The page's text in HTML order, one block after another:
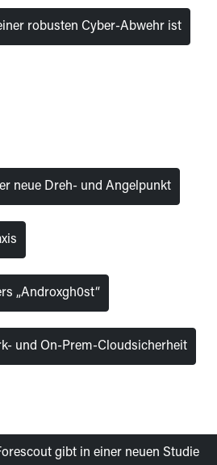
robusten Cyber-Abwehr ist
neue Dreh- und Angelpunkt
„Androxgh0st“
und On-Prem-Cloudsicherheit
gibt in einer neuen Studie